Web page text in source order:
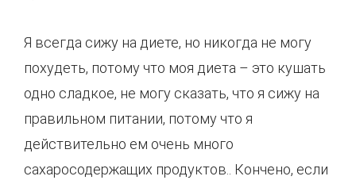
Я всегда сижу на диете, но никогда не могу
похудеть, потому что моя диета – это кушать
одно сладкое, не могу сказать, что я сижу на
правильном питании, потому что я
действительно ем очень много
сахаросодержащих продуктов.. Кончено, если